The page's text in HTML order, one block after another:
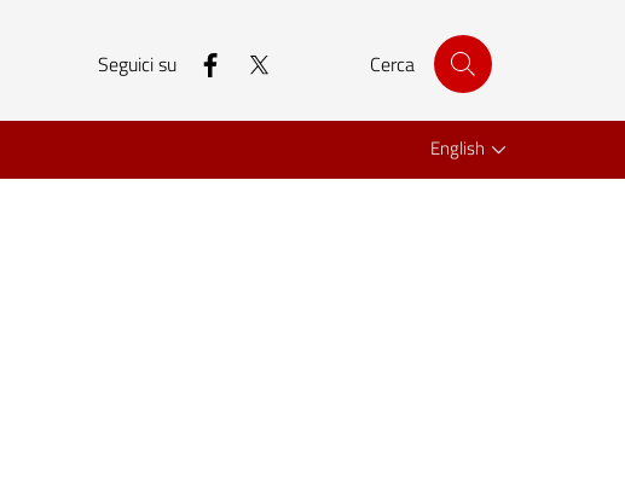
Seguici su facebook Cerca
English